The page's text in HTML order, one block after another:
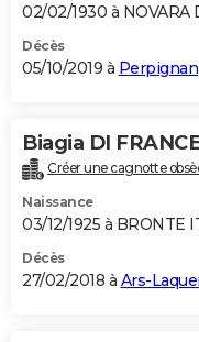
02/02/1930 à NOVARA
Décès
05/10/2019 à Perpignan
Biagia DI
Créer une cagnotte
Naissance
03/12/1925 à BRONTE
Décès
27/02/2018 à Ars-